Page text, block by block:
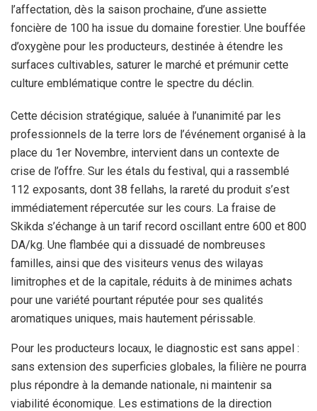
l’affectation, dès la saison prochaine, d’une assiette
foncière de 100 ha issue du domaine forestier. Une bouffée
d’oxygène pour les producteurs, destinée à étendre les
surfaces cultivables, saturer le marché et prémunir cette
culture emblématique contre le spectre du déclin.
Cette décision stratégique, saluée à l’unanimité par les
professionnels de la terre lors de l’événement organisé à la
place du 1er Novembre, intervient dans un contexte de
crise de l’offre. Sur les étals du festival, qui a rassemblé
112 exposants, dont 38 fellahs, la rareté du produit s’est
immédiatement répercutée sur les cours. La fraise de
Skikda s’échange à un tarif record oscillant entre 600 et 800
DA/kg. Une flambée qui a dissuadé de nombreuses
familles, ainsi que des visiteurs venus des wilayas
limitrophes et de la capitale, réduits à de minimes achats
pour une variété pourtant réputée pour ses qualités
aromatiques uniques, mais hautement périssable.
Pour les producteurs locaux, le diagnostic est sans appel :
sans extension des superficies globales, la filière ne pourra
plus répondre à la demande nationale, ni maintenir sa
viabilité économique. Les estimations de la direction